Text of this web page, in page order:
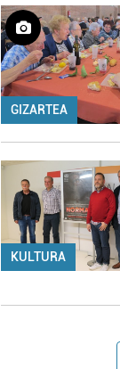
GIZARTEA
KULTURA